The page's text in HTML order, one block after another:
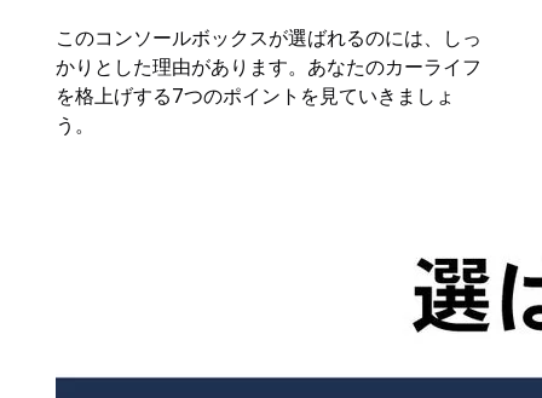
このコンソールボックスが選ばれるのには、しっ
かりとした理由があります。あなたのカーライフ
を格上げする7つのポイントを見ていきましょ
う。